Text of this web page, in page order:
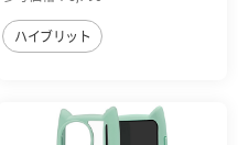
ハイブリット